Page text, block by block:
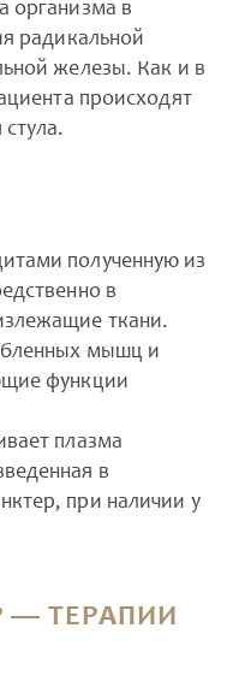
организма в
радикальной
железы. Как и в
происходят
полученную из
в
ткани.
мышц и
функции
плазма
в
при наличии у
— ТЕРАПИИ